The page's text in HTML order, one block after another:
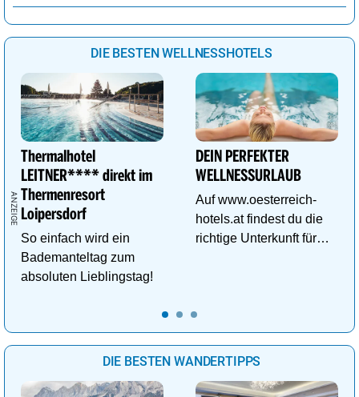
DIE BESTEN WELLNESSHOTELS
Thermalhotel
LEITNER**** direkt im
Thermenresort
Loipersdorf
So einfach wird ein
Bademanteltag zum
absoluten Lieblingstag!
DEIN PERFEKTER
WELLNESSURLAUB
Auf www.oesterreich-
hotels.at findest du die
richtige Unterkunft für
DIE BESTEN WANDERTIPPS